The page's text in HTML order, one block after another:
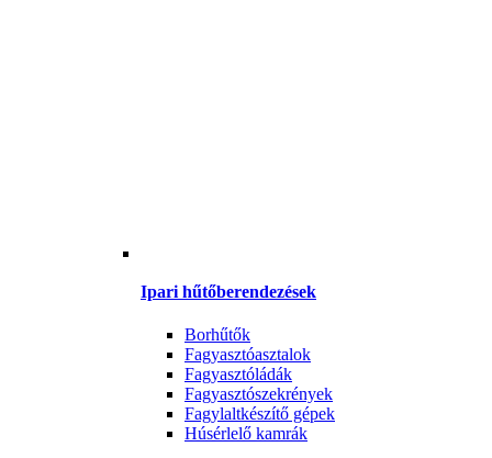
Ipari hűtőberendezések
Borhűtők
Fagyasztóasztalok
Fagyasztóládák
Fagyasztószekrények
Fagylaltkészítő gépek
Húsérlelő kamrák